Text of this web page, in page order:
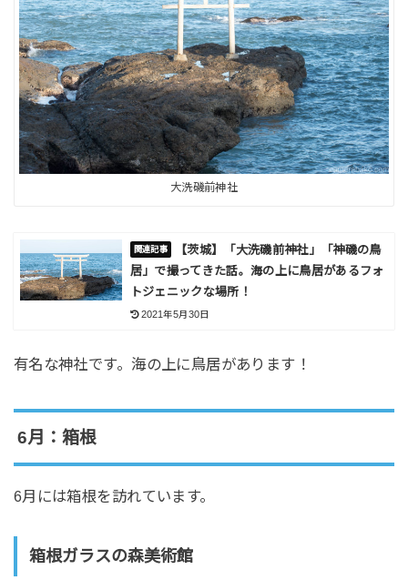
大洗磯前神社
【茨城】「大洗磯前神社」「神磯の鳥
居」で撮ってきた話。海の上に鳥居があるフォ
トジェニックな場所！
2021年5月30日
有名な神社です。海の上に鳥居があります！
6月：箱根
6月には箱根を訪れています。
箱根ガラスの森美術館